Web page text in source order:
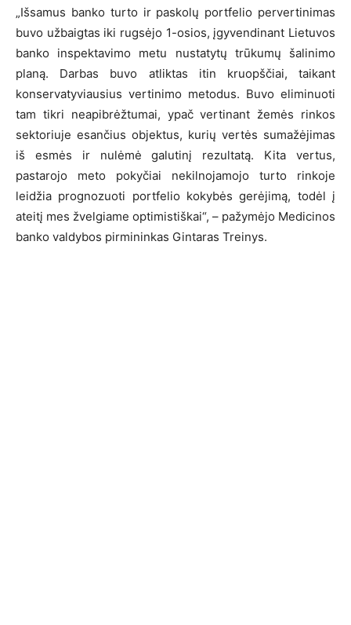
„Išsamus banko turto ir paskolų portfelio pervertinimas
buvo užbaigtas iki rugsėjo 1-osios, įgyvendinant Lietuvos
banko inspektavimo metu nustatytų trūkumų šalinimo
planą. Darbas buvo atliktas itin kruopščiai, taikant
konservatyviausius vertinimo metodus. Buvo eliminuoti
tam tikri neapibrėžtumai, ypač vertinant žemės rinkos
sektoriuje esančius objektus, kurių vertės sumažėjimas
iš esmės ir nulėmė galutinį rezultatą. Kita vertus,
pastarojo meto pokyčiai nekilnojamojo turto rinkoje
leidžia prognozuoti portfelio kokybės gerėjimą, todėl į
ateitį mes žvelgiame optimistiškai“, – pažymėjo Medicinos
banko valdybos pirmininkas Gintaras Treinys.